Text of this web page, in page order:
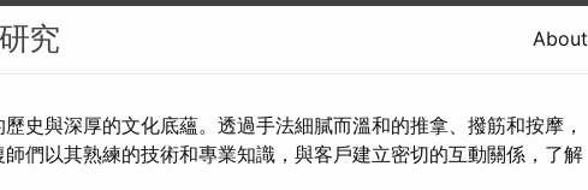
究 About
史與深厚的文化底蘊。透過手法細膩而溫和的推拿、撥筋和按摩，
們以其熟練的技術和專業知識，與客戶建立密切的互動關係，了解